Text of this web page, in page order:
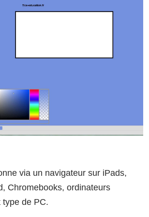
via un navigateur sur iPads,
Chromebooks, ordinateurs
type de PC.